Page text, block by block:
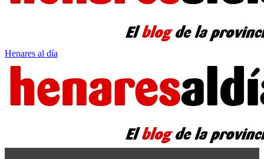
Henares al día